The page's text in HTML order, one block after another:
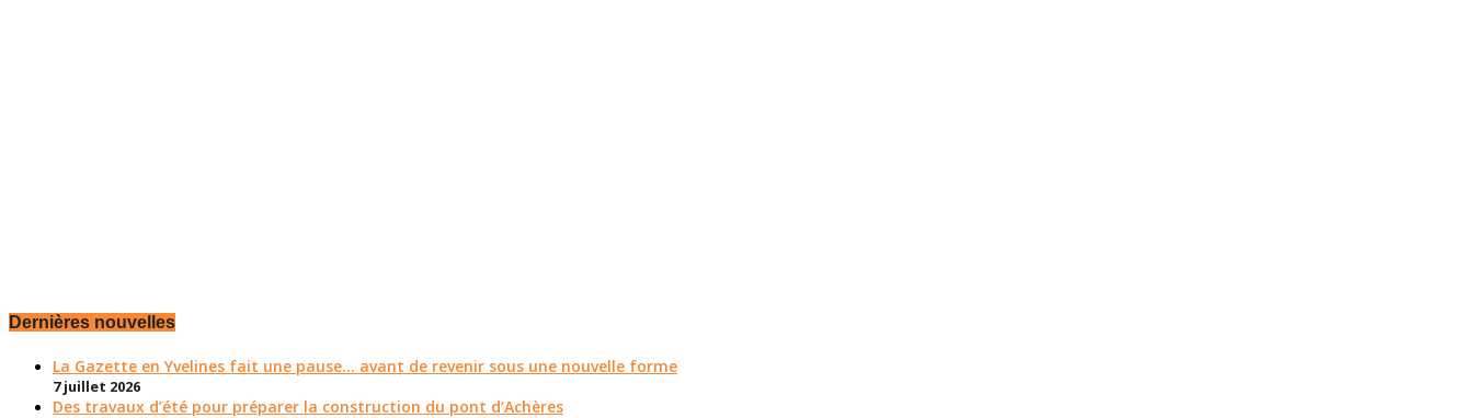
Dernières nouvelles
La Gazette en Yvelines fait une pause... avant de revenir sous une nouvelle forme
7 juillet 2026
Des travaux d’été pour préparer la construction du pont d’Achères